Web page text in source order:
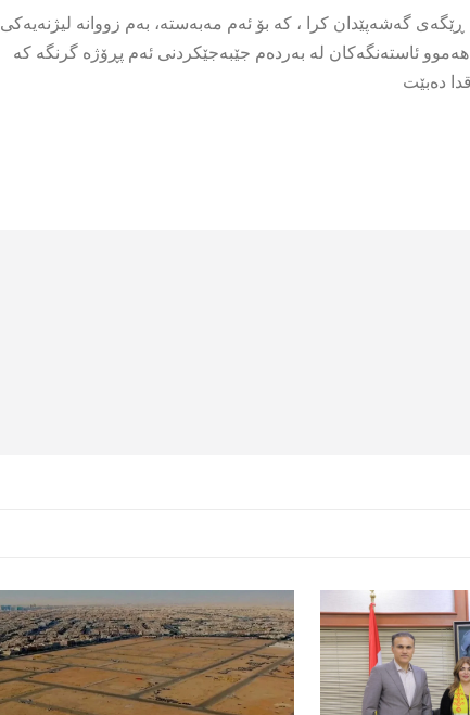
گەشەپێدان کرا ، کە بۆ ئەم مەبەستە، بەم زووانە لیژنەیەکی
ئاستەنگەکان لە بەردەم جێبەجێکردنی ئەم پڕۆژە گرنگە کە
دەبێت